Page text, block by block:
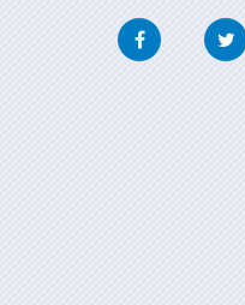
Facebook